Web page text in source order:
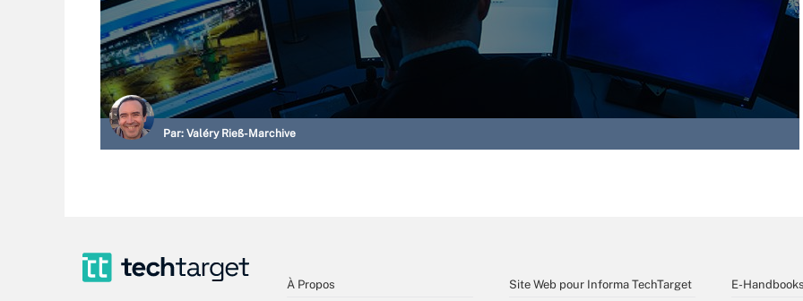
Par: Valéry Rieß-Marchive
À Propos Site Web pour Informa TechTarget E-Handbooks